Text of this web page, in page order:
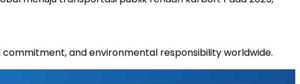
commitment, and environmental responsibility worldwide.